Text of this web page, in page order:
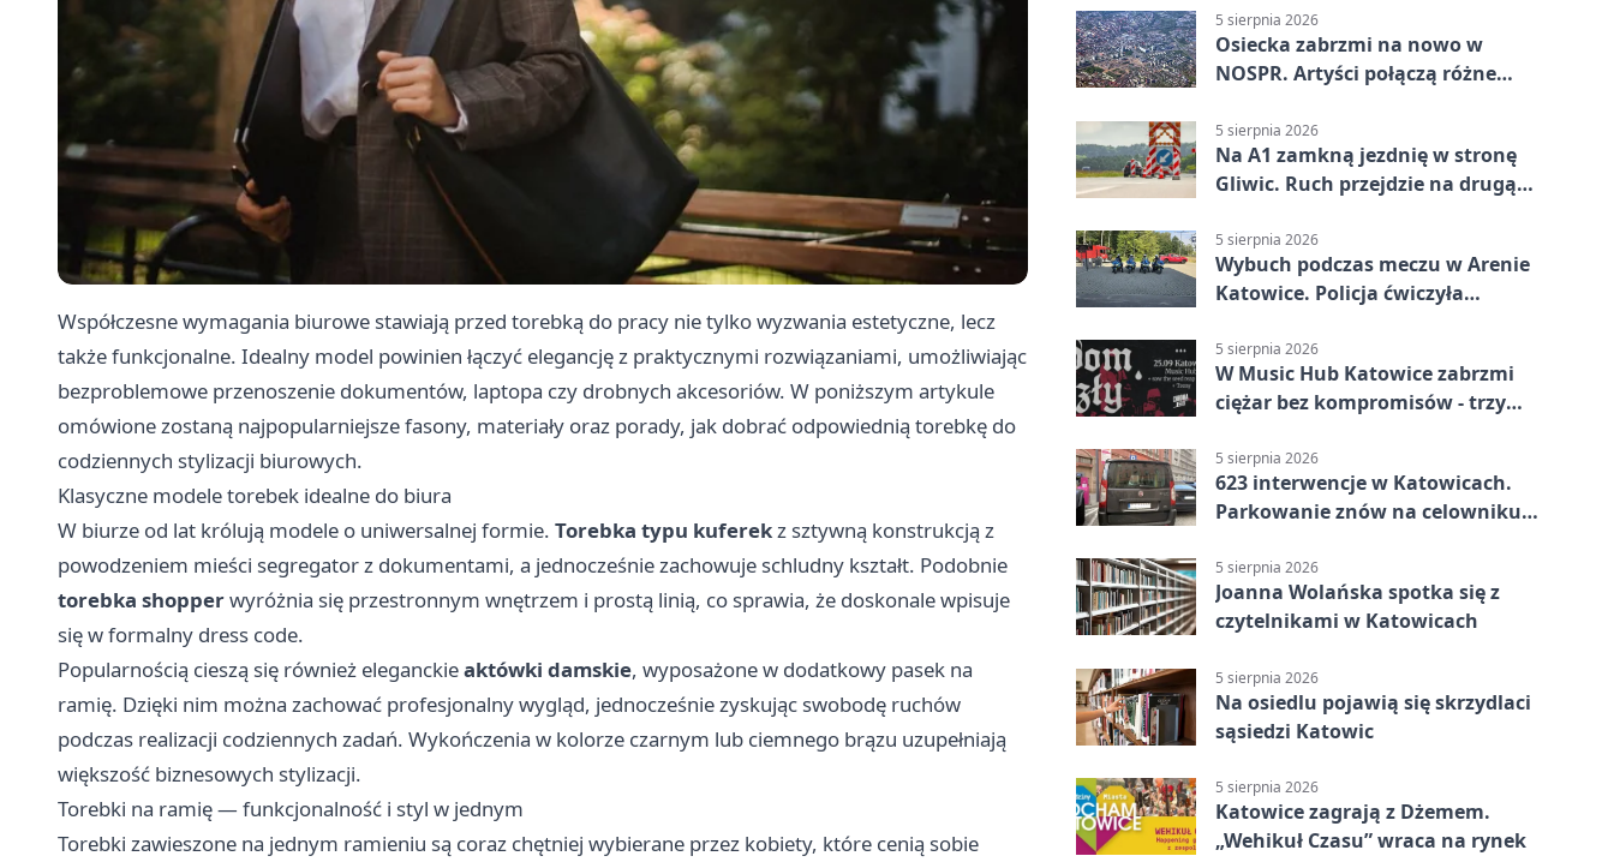
Współczesne wymagania biurowe stawiają przed torebką do pracy nie tylko wyzwania estetyczne, lecz
także funkcjonalne. Idealny model powinien łączyć elegancję z praktycznymi rozwiązaniami, umożliwiając
bezproblemowe przenoszenie dokumentów, laptopa czy drobnych akcesoriów. W poniższym artykule
omówione zostaną najpopularniejsze fasony, materiały oraz porady, jak dobrać odpowiednią torebkę do
codziennych stylizacji biurowych.
Klasyczne modele torebek idealne do biura
W biurze od lat królują modele o uniwersalnej formie. Torebka typu kuferekz sztywną konstrukcją z
powodzeniem mieści segregator z dokumentami, a jednocześnie zachowuje schludny kształt. Podobnie
torebka shopperwyróżnia się przestronnym wnętrzem i prostą linią, co sprawia, że doskonale wpisuje
się w formalny dress code.
Popularnością cieszą się również eleganckieaktówki damskie, wyposażone w dodatkowy pasek na
ramię. Dzięki nim można zachować profesjonalny wygląd, jednocześnie zyskując swobodę ruchów
podczas realizacji codziennych zadań. Wykończenia w kolorze czarnym lub ciemnego brązu uzupełniają
większość biznesowych stylizacji.
Torebki na ramię — funkcjonalność i styl w jednym
Torebki zawieszone na jednym ramieniu są coraz chętniej wybierane przez kobiety, które cenią sobie
5 sierpnia 2026
Osiecka zabrzmi na nowo w
NOSPR. Artyści połączą różne
5 sierpnia 2026
Na A1 zamkną jezdnię w stronę
Gliwic. Ruch przejdzie na drugą
5 sierpnia 2026
Wybuch podczas meczu w Arenie
Katowice. Policja ćwiczyła
5 sierpnia 2026
W Music Hub Katowice zabrzmi
ciężar bez kompromisów - trzy
5 sierpnia 2026
623 interwencje w Katowicach.
Parkowanie znów na celowniku
5 sierpnia 2026
Joanna Wolańska spotka się z
czytelnikami w Katowicach
5 sierpnia 2026
Na osiedlu pojawią się skrzydlaci
sąsiedzi Katowic
5 sierpnia 2026
Katowice zagrają z Dżemem.
„Wehikuł Czasu” wraca na rynek